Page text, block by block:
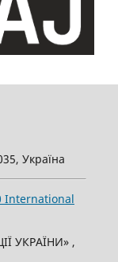
Україна
International
УКРАЇНИ» ,